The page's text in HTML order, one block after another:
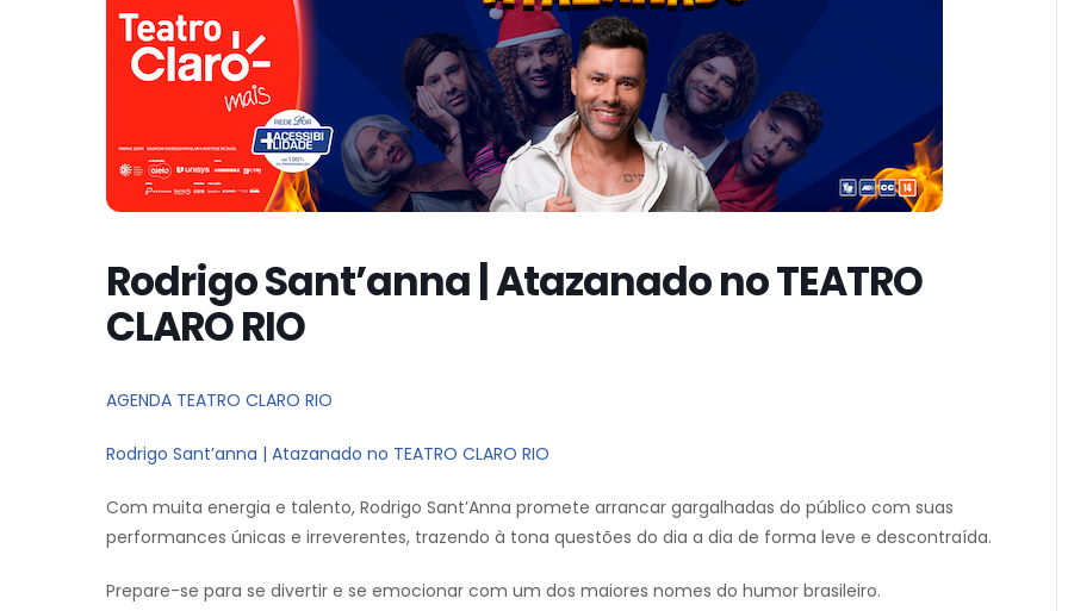
Rodrigo Sant’anna | Atazanado no TEATRO
CLARO RIO
AGENDA TEATRO CLARO RIO
Rodrigo Sant’anna | Atazanado no TEATRO CLARO RIO
Com muita energia e talento, Rodrigo Sant’Anna promete arrancar gargalhadas do público com suas
performances únicas e irreverentes, trazendo à tona questões do dia a dia de forma leve e descontraída.
Prepare-se para se divertir e se emocionar com um dos maiores nomes do humor brasileiro.